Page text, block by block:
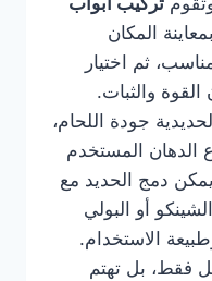
المكان
ثم اختيار
القوة والثبات.
جودة اللحام،
الدهان المستخدم
دمج الحديد مع
أو البولي
الاستخدام.
فقط، بل تهتم